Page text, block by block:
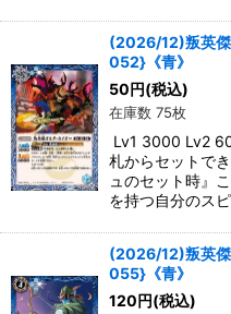
(2026/12)叛英
052}《青》
50 円(税込)
在庫数 75枚
Lv1 3000 Lv2
札からセットで
ュのセット時』
を持つ自分のス
(2026/12)叛英
055}《青》
120 円(税込)